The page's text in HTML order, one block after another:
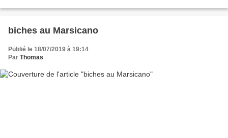
biches au Marsicano
Publié le 18/07/2019 à 19:14
Par Thomas